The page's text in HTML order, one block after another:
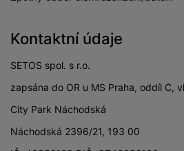
Kontaktní údaje
SETOS spol. s r.o.
zapsána do OR u MS Praha, oddíl C,
City Park Náchodská
Náchodská 2396/21, 193 00